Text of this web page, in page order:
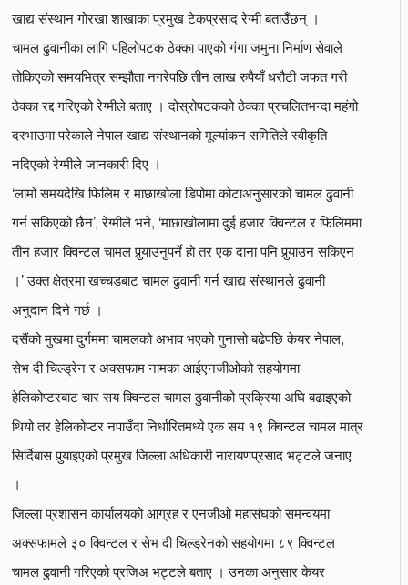
खाद्य संस्थान गोरखा शाखाका प्रमुख टेकप्रसाद रेग्मी बताउँछन् ।
चामल ढुवानीका लागि पहिलोपटक ठेक्का पाएको गंगा जमुना निर्माण सेवाले
तोकिएको समयभित्र सम्झौता नगरेपछि तीन लाख रुपैयाँ धरौटी जफत गरी
ठेक्का रद्द गरिएको रेग्मीले बताए । दोस्रोपटकको ठेक्का प्रचलितभन्दा महंगो
दरभाउमा परेकाले नेपाल खाद्य संस्थानको मूल्यांकन समितिले स्वीकृति
नदिएको रेग्मीले जानकारी दिए ।
‘लामो समयदेखि फिलिम र माछाखोला डिपोमा कोटाअनुसारको चामल ढुवानी
गर्न सकिएको छैन’, रेग्मीले भने, ‘माछाखोलामा दुई हजार क्विन्टल र फिलिममा
तीन हजार क्विन्टल चामल पुर्‍याउनुपर्ने हो तर एक दाना पनि पुर्‍याउन सकिएन
।’ उक्त क्षेत्रमा खच्चडबाट चामल ढुवानी गर्न खाद्य संस्थानले ढुवानी
अनुदान दिने गर्छ ।
दसैंको मुखमा दुर्गममा चामलको अभाव भएको गुनासो बढेपछि केयर नेपाल,
सेभ दी चिल्ड्रेन र अक्सफाम नामका आईएनजीओको सहयोगमा
हेलिकोप्टरबाट चार सय क्विन्टल चामल ढुवानीको प्रक्रिया अघि बढाइएको
थियो तर हेलिकोप्टर नपाउँदा निर्धारितमध्ये एक सय १९ क्विन्टल चामल मात्र
सिर्दिबास पुर्‍याइएको प्रमुख जिल्ला अधिकारी नारायणप्रसाद भट्टले जनाए
।
जिल्ला प्रशासन कार्यालयको आग्रह र एनजीओ महासंघको समन्वयमा
अक्सफामले ३० क्विन्टल र सेभ दी चिल्ड्रेनको सहयोगमा ८९ क्विन्टल
चामल ढुवानी गरिएको प्रजिअ भट्टले बताए । उनका अनुसार केयर